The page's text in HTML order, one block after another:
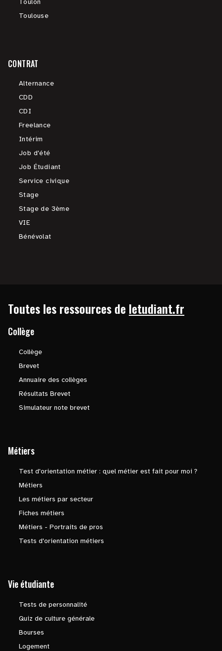
Toulon
Toulouse
CONTRAT
Alternance
CDD
CDI
Freelance
Intérim
Job d'été
Job Étudiant
Service civique
Stage
Stage de 3ème
VIE
Bénévolat
Toutes les ressources de letudiant.fr
Collège
Collège
Brevet
Annuaire des collèges
Résultats Brevet
Simulateur note brevet
Métiers
Test d'orientation métier : quel métier est fait pour moi ?
Métiers
Les métiers par secteur
Fiches métiers
Métiers - Portraits de pros
Tests d'orientation métiers
Vie étudiante
Tests de personnalité
Quiz de culture générale
Bourses
Logement